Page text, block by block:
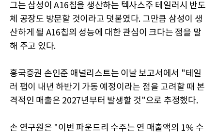
그는 삼성이 A16칩을 생산하는 텍사스주 테일러시 반도
체 공장도 방문할 것이라고 덧붙였다. 그만큼 삼성이 생
산하게 될 A16칩의 성능에 대한 관심이 크다는 점을 말
해 주고 있다.
흥국증권 손인준 애널리스트는 이날 보고서에서 "테일
러 팹이 내년 하반기 가동 예정이라는 점을 고려할 때 본
격적인 매출은 2027년부터 발생할 것"으로 추정했다.
손 연구원은 "이번 파운드리 수주는 연 매출액의 1% 수